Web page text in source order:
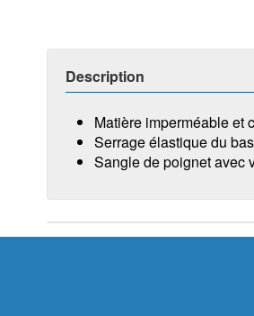
Description
Matière imperméable et
Serrage élastique du
Sangle de poignet avec